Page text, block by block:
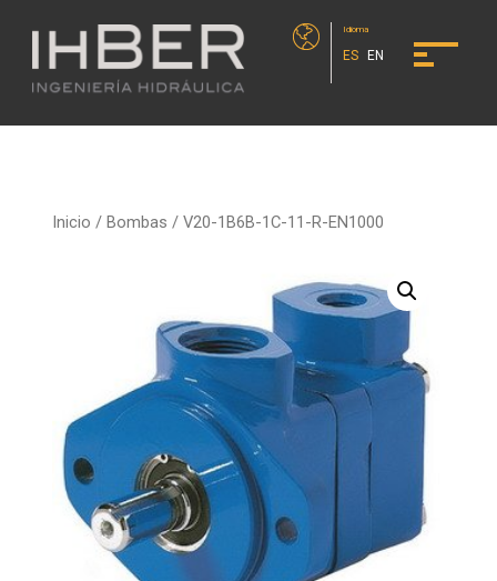
Idioma
ES EN
Inicio /Bombas / V20-1B6B-1C-11-R-EN1000